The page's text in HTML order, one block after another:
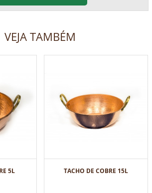
VEJA TAMBÉM
5L TACHO DE COBRE 15L